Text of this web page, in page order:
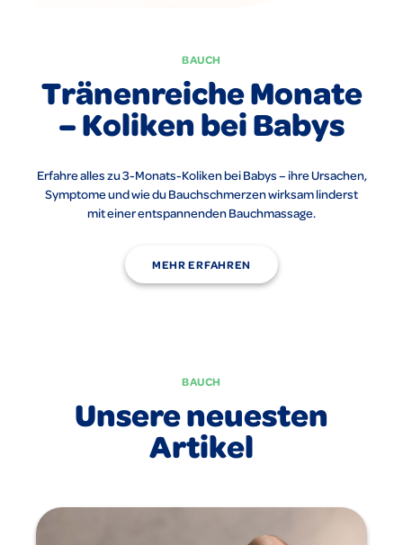
BAUCH
Tränenreiche Monate
– Koliken bei Babys
Erfahre alles zu 3-Monats-Koliken bei Babys – ihre Ursachen,
Symptome und wie du Bauchschmerzen wirksam linderst
mit einer entspannenden Bauchmassage.
MEHR ERFAHREN
BAUCH
Unsere neuesten
Artikel